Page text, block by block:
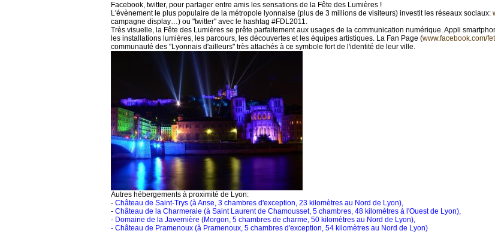
Facebook, twitter, pour partager entre amis les sensations de la Fête des Lumières !
L'évènement le plus populaire de la métropole lyonnaise (plus de 3 millions de visiteurs) investit les réseaux sociaux:
campagne display…) ou "twitter" avec le hashtag #FDL2011.
Très visuelle, la Fête des Lumières se prête parfaitement aux usages de la communication numérique. Appli
les installations lumières, les parcours, les découvertes et les équipes artistiques. La Fan Page (www.facebook.com/
communauté des "Lyonnais d'ailleurs" très attachés à ce symbole fort de l'identité de leur ville.
Autres hébergements à proximité de Lyon:
- Château de Saint-Trys (à Anse, 3 chambres d'exception, 23 kilomètres au Nord de Lyon),
- Château de la Charmeraie (à Saint Laurent de Chamousset, 5 chambres, 48 kilomètres à l'Ouest de Lyon),
- Domaine de la Javernière (Morgon, 5 chambres de charme, 50 kilomètres au Nord de Lyon),
- Château de Pramenoux (à Pramenoux, 5 chambres d'exception, 54 kilomètres au Nord de Lyon)